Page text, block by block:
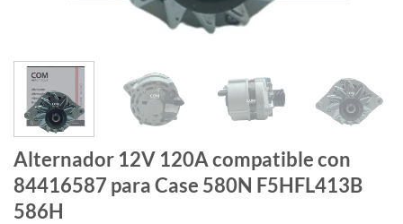
Alternador 12V 120A compatible con
84416587 para Case 580N F5HFL413B
586H